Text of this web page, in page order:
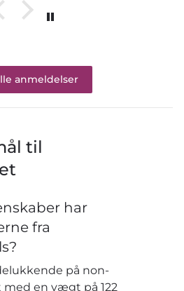
anmeldelser
til
har
fra
på non-
en vægt på 122